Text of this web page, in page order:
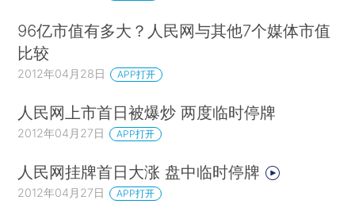
96亿市值有多大？人民网与其他7个媒体市值
比较
2012年04月28日 APP打开
人民网上市首日被爆炒 两度临时停牌
2012年04月27日 APP打开
人民网挂牌首日大涨 盘中临时停牌
2012年04月27日 APP打开